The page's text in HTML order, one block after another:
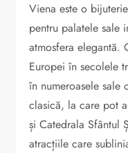
Viena este o
pentru palatele sale
atmosfera elegantă.
Europei în secolele
în numeroasele sale
clasică, la care pot
și Catedrala Sfântul
atracțiile care